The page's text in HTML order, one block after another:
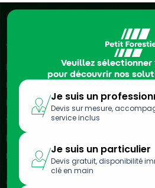
Veuillez
pour découvrir nos
Je suis un
Devis sur mesure,
service inclus
Je suis un particulier
Devis gratuit, disponibilité
clé en main
Véhicules frigorifiques
Location de camions frigorifiques
Location de véhicules frigorifiques
Location de remorques frigorifiques
Semi-remorques frigorifiques
Location de camionnettes
Location d’utilitaires frigorifiques
Meubles réfrigérés